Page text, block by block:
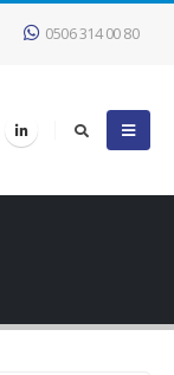
0506 314 00 80